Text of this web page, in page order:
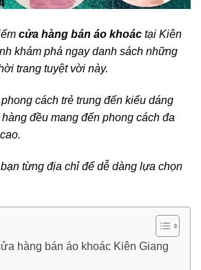
cửa hàng bán áo khoác tại Kiên
khám phá ngay danh sách những
trang tuyệt vời này.
cách trẻ trung đến kiểu dáng
đều mang đến phong cách đa
từng địa chỉ để dễ dàng lựa chọn
hàng bán áo khoác Kiên Giang